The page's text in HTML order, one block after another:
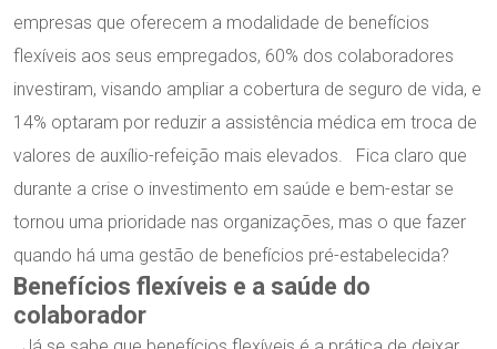
empresas que oferecem a modalidade de benefícios
flexíveis aos seus empregados, 60% dos colaboradores
investiram, visando ampliar a cobertura de seguro de vida, e
14% optaram por reduzir a assistência médica em troca de
valores de auxílio-refeição mais elevados. Fica claro que
durante a crise o investimento em saúde e bem-estar se
tornou uma prioridade nas organizações, mas o que fazer
quando há uma gestão de benefícios pré-estabelecida?
Benefícios flexíveis e a saúde do
colaborador